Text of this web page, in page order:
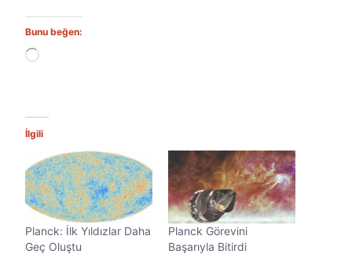
Bunu beğen:
Y
n
y
o
r
.
.
İlgili
Planck: İlk Yıldızlar Daha
Geç Oluştu
Planck Görevini
Başarıyla Bitirdi